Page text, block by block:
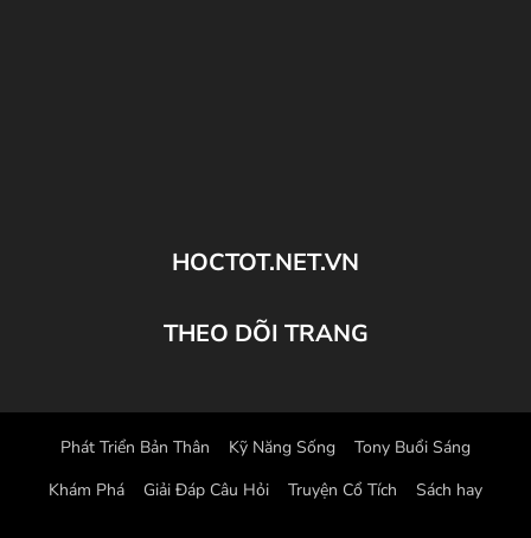
HOCTOT.NET.VN
THEO DÕI TRANG
Phát Triển Bản Thân Kỹ Năng Sống
Tony Buổi Sáng
Khám Phá
Giải Đáp Câu Hỏi Truyện Cổ Tích Sách hay